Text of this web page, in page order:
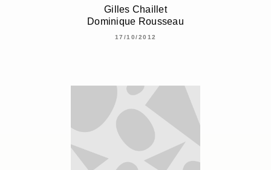
Gilles Chaillet
Dominique Rousseau
17/10/2012